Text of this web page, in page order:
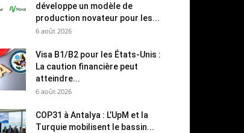
développe un modèle de
production novateur pour les...
6 août 2026
Visa B1/B2 pour les États-Unis :
La caution financière peut
atteindre...
6 août 2026
COP31 à Antalya : L’UpM et la
Turquie mobilisent le bassin...